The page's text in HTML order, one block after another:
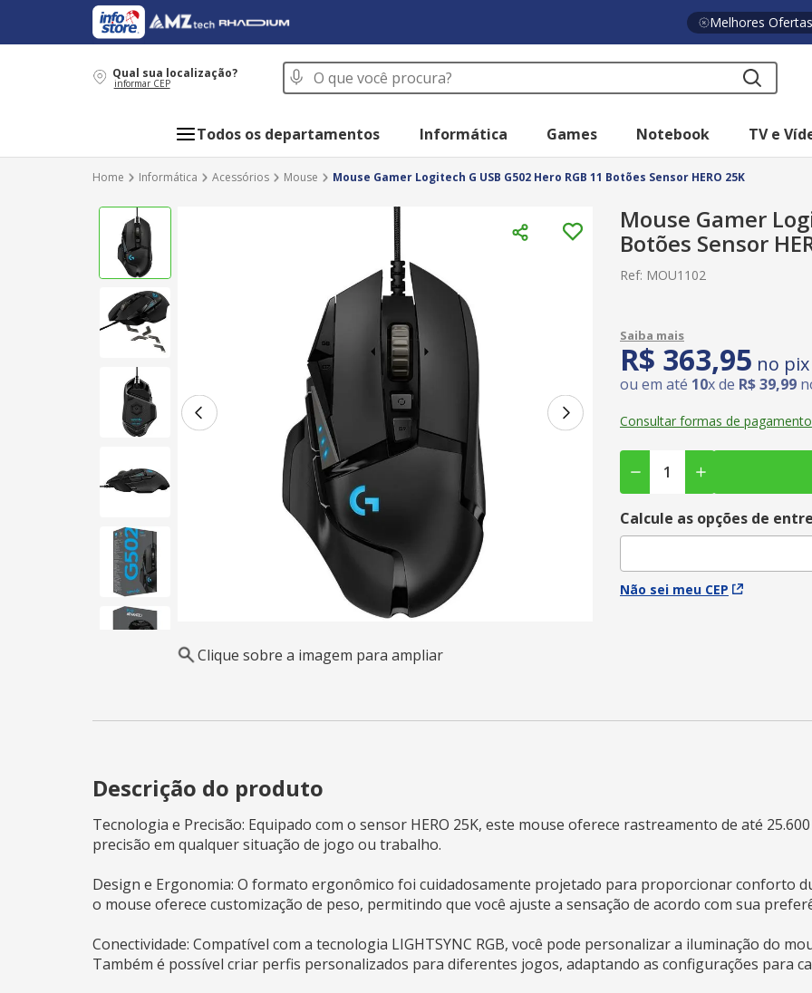
Melhores Ofertas
Qual sua localização?
informar CEP
O que você procura?
Todos os departamentos Informática Games Notebook TV e
Informática Acessórios Mouse Mouse Gamer Logitech G USB G502 Hero RGB 11 Botões Sensor HERO 25K
Clique sobre a imagem para ampliar
Mouse Gamer
Botões Sensor
Ref: MOU1102
R$ 363,95 no pix
ou em até 10x de R$39,99
Consultar formas de pagamento
Calcule as opções de
Não sei meu CEP
Descrição do produto
Tecnologia e Precisão: Equipado com o sensor HERO 25K, este mouse oferece rastreamento de até
precisão em qualquer situação de jogo ou trabalho.
Design e Ergonomia: O formato ergonômico foi cuidadosamente projetado para proporcionar conforto
o mouse oferece customização de peso, permitindo que você ajuste a sensação de acordo com sua
Conectividade: Compatível com a tecnologia LIGHTSYNC RGB, você pode personalizar a iluminação do
Também é possível criar perfis personalizados para diferentes jogos, adaptando as configurações para